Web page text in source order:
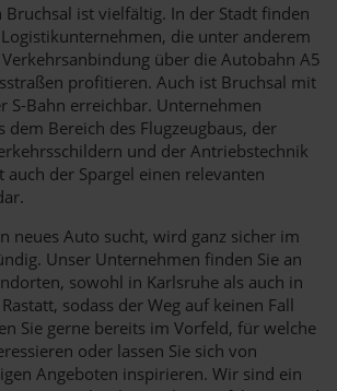
ist vielfältig. In der Stadt finden
die unter anderem
über die Autobahn A5
profitieren. Auch ist Bruchsal mit
S-Bahn erreichbar. Unternehmen
dem Bereich des Flugzeugbaus, der
und der Antriebstechnik
der Spargel einen relevanten
neues Auto sucht, wird ganz sicher im
Unser Unternehmen finden Sie an
sowohl in Karlsruhe als auch in
sodass der Weg auf keinen Fall
Sie gerne bereits im Vorfeld, für welche
oder lassen Sie sich von
Angeboten inspirieren. Wir sind ein